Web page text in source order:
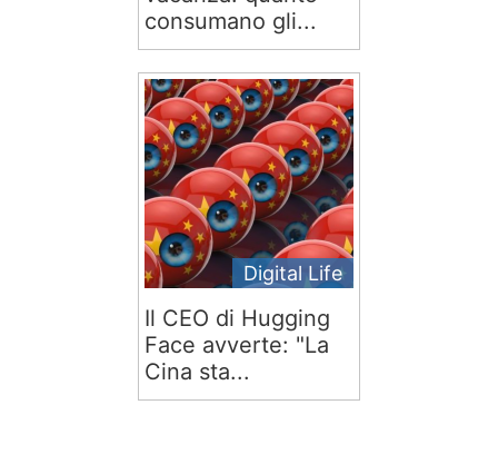
consumano gli...
Digital Life
Il CEO di Hugging
Face avverte: "La
Cina sta...